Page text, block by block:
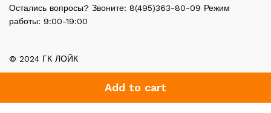
Add to cart
© 2024 ГК ЛОЙК
Остались вопросы? Звоните: 8(495)363-80-09 Режим
работы: 9:00-19:00